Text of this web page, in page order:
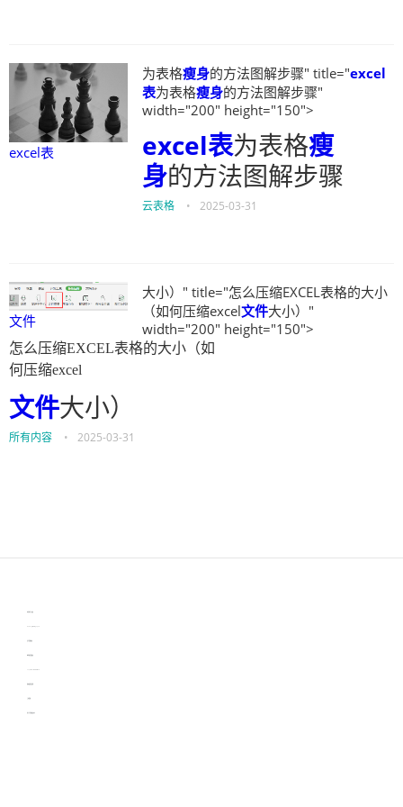
excel表
为表格瘦身的方法图解步骤" title="excel
表为表格瘦身的方法图解步骤"
width="200" height="150">
excel表为表格瘦
身的方法图解步骤
云表格 • 2025-03-31
文件
大小）" title="怎么压缩EXCEL表格的大小
（如何压缩excel文件大小）"
width="200" height="150">
怎么压缩EXCEL表格的大小（如
何压缩excel
文件大小）
所有内容 • 2025-03-31